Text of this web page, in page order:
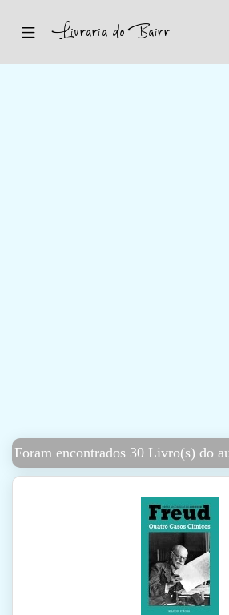
Foram encontrados 30 Livro(s) do